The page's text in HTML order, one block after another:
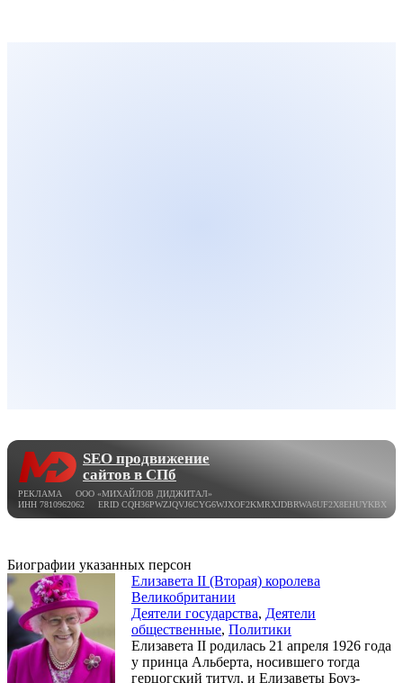
SEO продвижение
сайтов в СПб
РЕКЛАМА ООО «МИХАЙЛОВ ДИДЖИТАЛ»
ИНН 7810962062 ERID CQH36PWZJQVJ6CYG6WJXOF2KMRXJDBRWA6UF2X8EHUYKBX
Биографии указанных персон
Елизавета II (Вторая) королева
Великобритании
Деятели государства, Деятели
общественные, Политики
Елизавета II родилась 21 апреля 1926 года
у принца Альберта, носившего тогда
герцогский титул, и Елизаветы Боуз-